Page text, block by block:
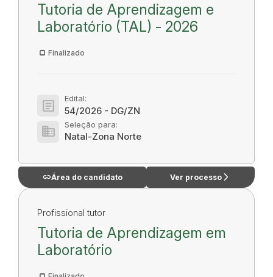
Tutoria de Aprendizagem e
Laboratório (TAL) - 2026
Finalizado
article Edital:
54/2026 - DG/ZN
domain Seleção para:
Natal-Zona Norte
linkÁrea do candidato Ver processo arrow_forward_ios
Profissional tutor
Tutoria de Aprendizagem em
Laboratório